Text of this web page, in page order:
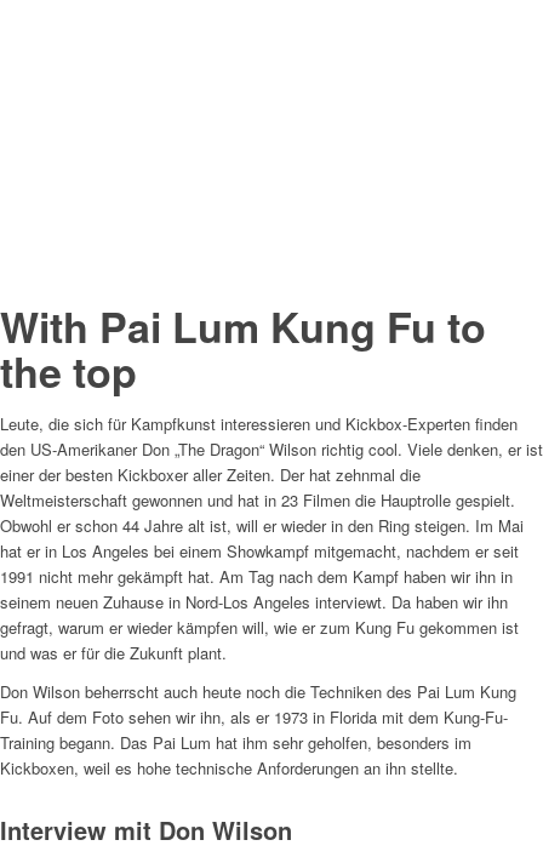
With Pai Lum Kung Fu to
the top
Leute, die sich für Kampfkunst interessieren und Kickbox-Experten finden
den US-Amerikaner Don „The Dragon“ Wilson richtig cool. Viele denken, er ist
einer der besten Kickboxer aller Zeiten. Der hat zehnmal die
Weltmeisterschaft gewonnen und hat in 23 Filmen die Hauptrolle gespielt.
Obwohl er schon 44 Jahre alt ist, will er wieder in den Ring steigen. Im Mai
hat er in Los Angeles bei einem Showkampf mitgemacht, nachdem er seit
1991 nicht mehr gekämpft hat. Am Tag nach dem Kampf haben wir ihn in
seinem neuen Zuhause in Nord-Los Angeles interviewt. Da haben wir ihn
gefragt, warum er wieder kämpfen will, wie er zum Kung Fu gekommen ist
und was er für die Zukunft plant.
Don Wilson beherrscht auch heute noch die Techniken des Pai Lum Kung
Fu. Auf dem Foto sehen wir ihn, als er 1973 in Florida mit dem Kung-Fu-
Training begann. Das Pai Lum hat ihm sehr geholfen, besonders im
Kickboxen, weil es hohe technische Anforderungen an ihn stellte.
Interview mit Don Wilson